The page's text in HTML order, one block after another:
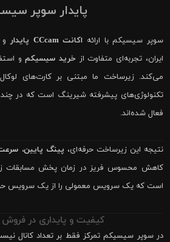
پایدار سوپر
سوپر سیسیکم با ارائه اکانت CCcam پایدار
ایران، تجربه‌ای متفاوت از خرید سیسیکمو
می‌کند. زیرساخت ما مبتنی بر کارت‌های لوکال
تکنولوژی‌های پیشرفته شیرینگ است که در
فعال شده‌اند.
نتیجه این زیرساخت حرفه‌ای، پینگ پایین، سرعت
کاهش محسوس فریز در زمان پخش مسابقات
است که یک سرویس معمولی را از یک سرویس
کیفیت و پایداری در
در سوپر سیسیکم تمرکز فقط بر تعداد کانال